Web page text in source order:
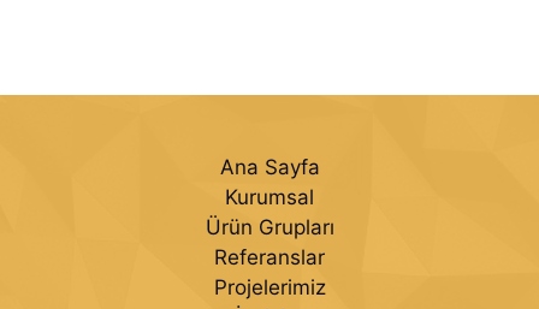
Ana Sayfa
Kurumsal
Ürün Grupları
Referanslar
Projelerimiz